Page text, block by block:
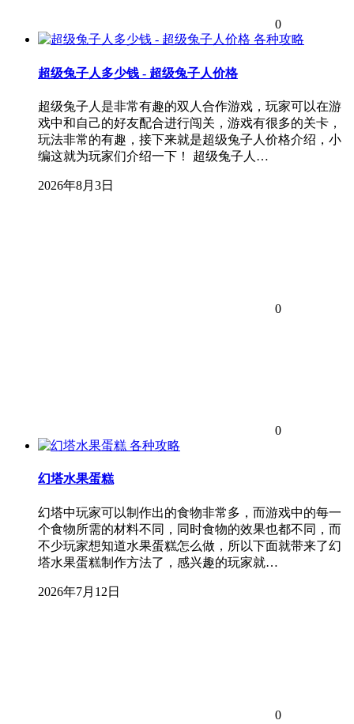
0
各种攻略
超级兔子人多少钱 - 超级兔子人价格
超级兔子人是非常有趣的双人合作游戏，玩家可以在游
戏中和自己的好友配合进行闯关，游戏有很多的关卡，
玩法非常的有趣，接下来就是超级兔子人价格介绍，小
编这就为玩家们介绍一下！ 超级兔子人…
2026年8月3日
0
0
各种攻略
幻塔水果蛋糕
幻塔中玩家可以制作出的食物非常多，而游戏中的每一
个食物所需的材料不同，同时食物的效果也都不同，而
不少玩家想知道水果蛋糕怎么做，所以下面就带来了幻
塔水果蛋糕制作方法了，感兴趣的玩家就…
2026年7月12日
0